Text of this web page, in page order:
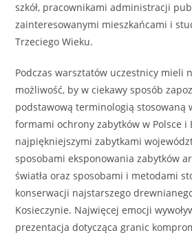
szkół, pracownikami administracji
zainteresowanymi mieszkańcami i
Trzeciego Wieku.
Podczas warsztatów uczestnicy mieli
możliwość, by w ciekawy sposób
podstawową terminologią stosowaną
formami ochrony zabytków w Polsce i
najpiękniejszymi zabytkami
sposobami eksponowania zabytków
światła oraz sposobami i metodami
konserwacji najstarszego
Kosieczynie. Najwięcej emocji
prezentacja dotycząca granic